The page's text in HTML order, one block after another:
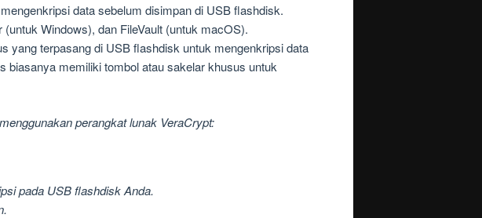
data sebelum disimpan di USB flashdisk.
Windows), dan FileVault (untuk macOS).
yang terpasang di USB flashdisk untuk mengenkripsi data
memiliki tombol atau sakelar khusus untuk
perangkat lunak VeraCrypt:
pada USB flashdisk Anda.